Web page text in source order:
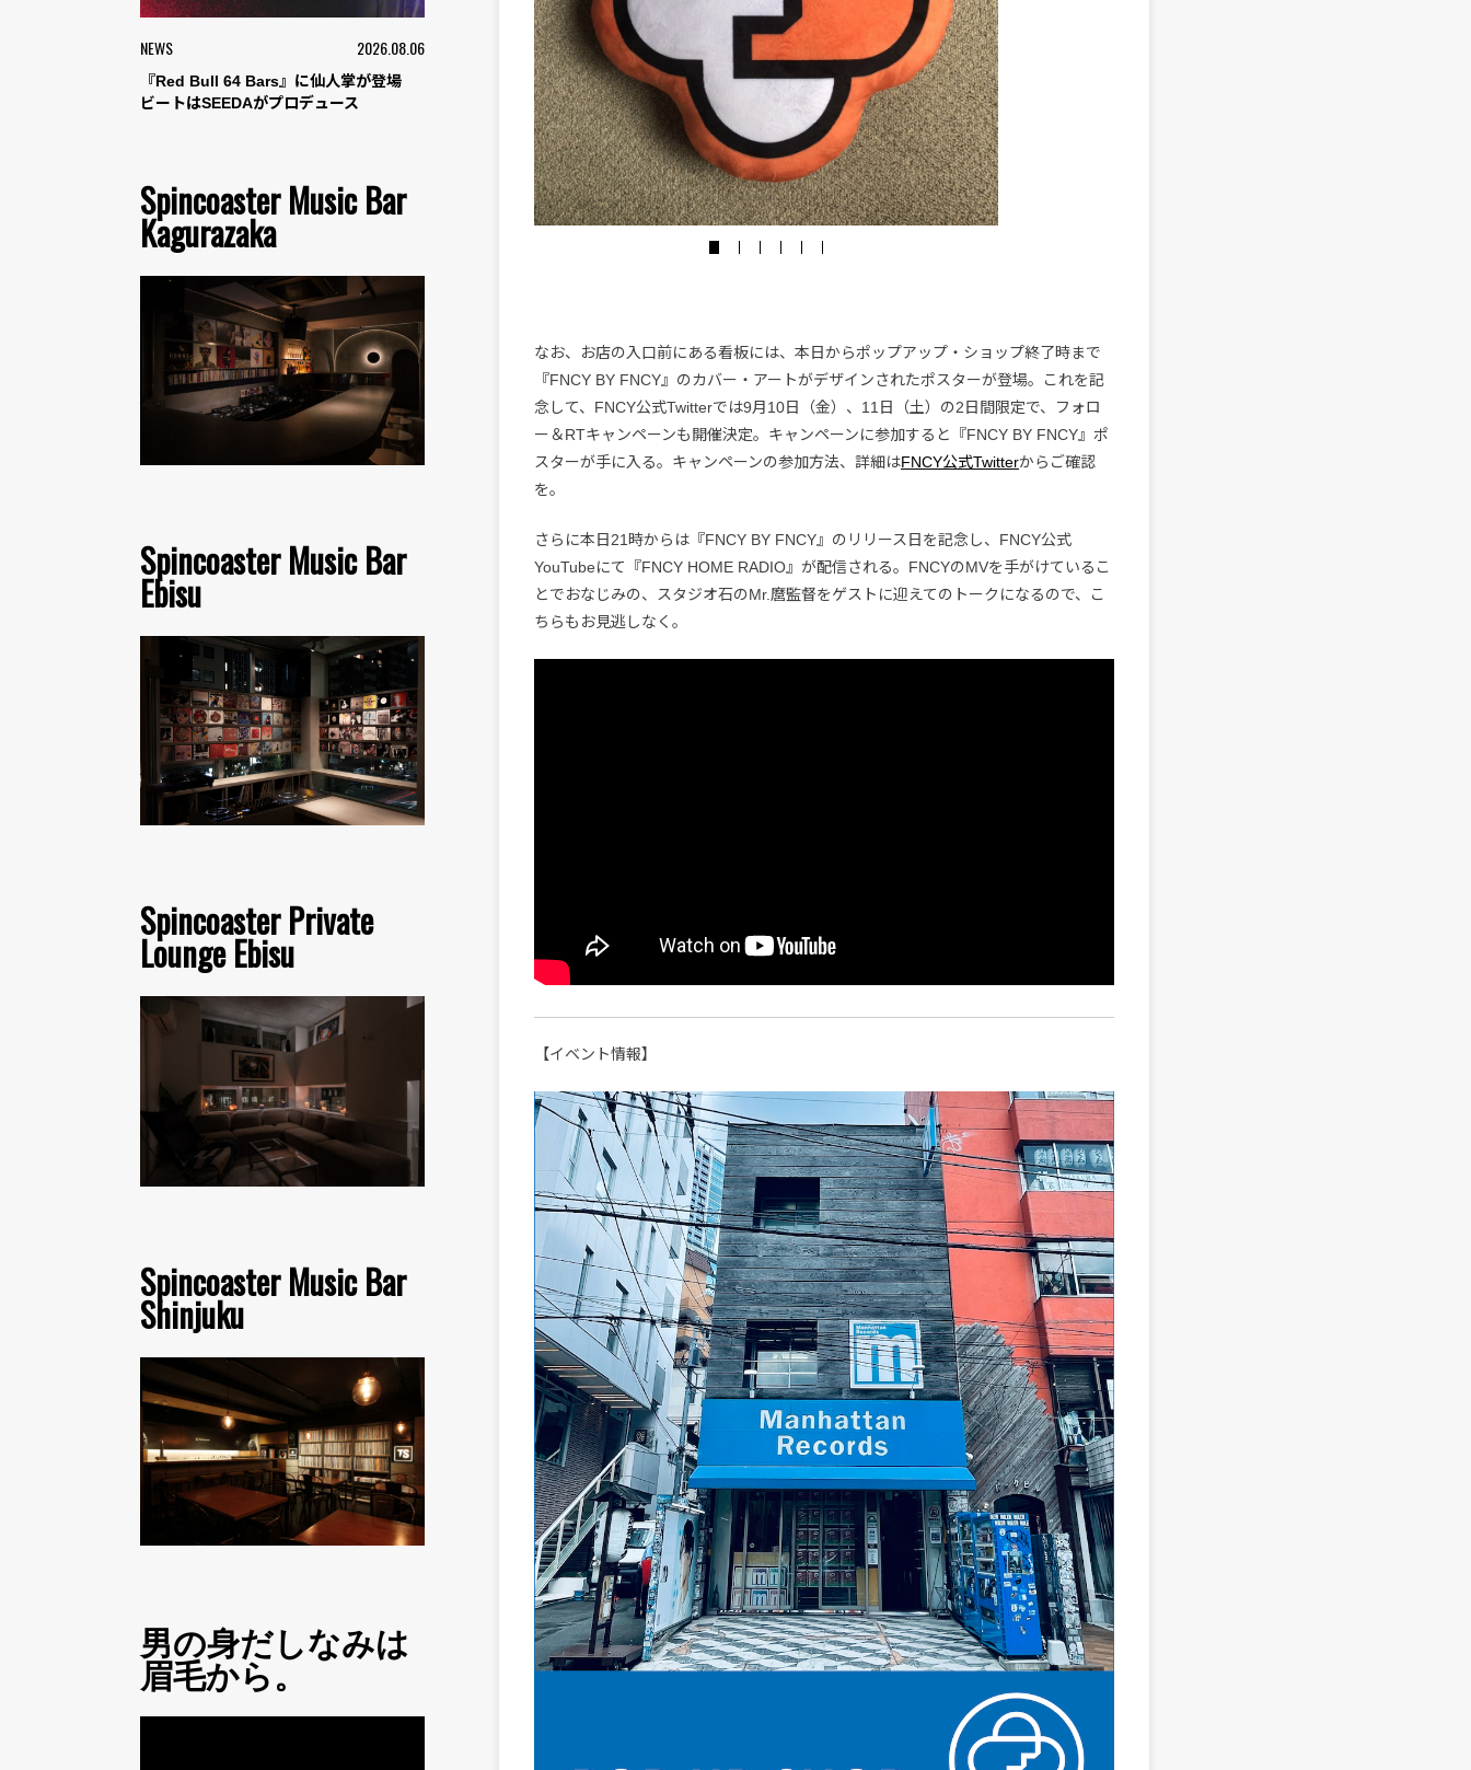
NEWS 2026.08.06
『Red Bull 64 Bars』に仙人掌が登場
ビートはSEEDAがプロデュース
Spincoaster Music Bar
Kagurazaka
Spincoaster Music Bar
Ebisu
Spincoaster Private
Lounge Ebisu
Spincoaster Music Bar
Shinjuku
男の身だしなみは
眉毛から。
なお、お店の入口前にある看板には、本日からポップアップ・ショップ終了時まで
『FNCY BY FNCY』のカバー・アートがデザインされたポスターが登場。これを記
念して、FNCY公式Twitterでは9月10日（金）、11日（土）の2日間限定で、フォロ
ー＆RTキャンペーンも開催決定。キャンペーンに参加すると『FNCY BY FNCY』ポ
スターが手に入る。キャンペーンの参加方法、詳細はFNCY公式Twitterからご確認
を。
さらに本日21時からは『FNCY BY FNCY』のリリース日を記念し、FNCY公式
YouTubeにて『FNCY HOME RADIO』が配信される。FNCYのMVを手がけているこ
とでおなじみの、スタジオ石のMr.麿監督をゲストに迎えてのトークになるので、こ
ちらもお見逃しなく。
【イベント情報】